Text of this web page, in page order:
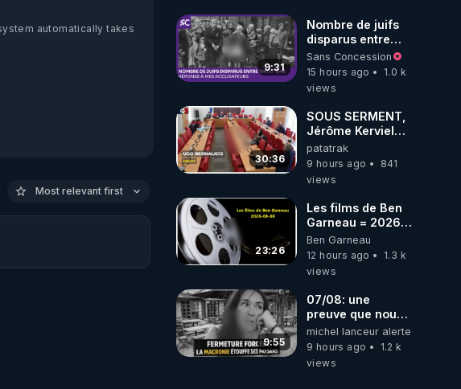
automatically takes
Most relevant first
9:31
Nombre de juifs
disparus entre
1941 et 1945
(Réponse à mes
accusateurs)
Sans Concession
15 hours ago
1.0 k
views
30:36
SOUS SERMENT,
Jérôme Kerviel
balance tout à
l'Assemblée !
patatrak
9 hours ago
841
views
23:26
Les films de Ben
Garneau = 2026-
08-08
Ben Garneau
12 hours ago
1.3 k
views
9:55
07/08: une
preuve que nous
somme passé en
absurdie une
dictature qui veut
michel lanceur alerte
9 hours ago
1.2 k
views